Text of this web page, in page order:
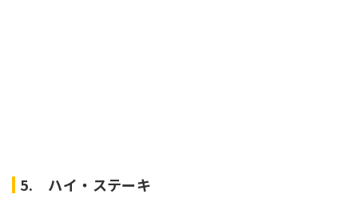
5. ハイ・ステーキ